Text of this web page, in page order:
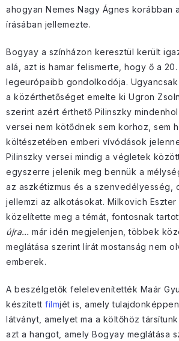
ahogyan Nemes Nagy Ágnes korábban a
írásában jellemezte.
Bogyay a színházon keresztül került
alá, azt is hamar felismerte, hogy ő a
legeurópaibb gondolkodója. Ugyancsak
a közérthetőséget emelte ki Ugron
szerint azért érthető Pilinszky
versei nem kötődnek sem korhoz, sem
költészetében emberi vívódások
Pilinszky versei mindig a végletek
egyszerre jelenik meg bennük a
az aszkétizmus és a szenvedélyesség,
jellemzi az alkotásokat. Milkovich
közelítette meg a témát, fontosnak
újra… már idén megjelenjen, többek
meglátása szerint lírát mostanság nem
emberek.
A beszélgetők felelevenítették Maár
készített filmjét is, amely
látványt, amelyet ma a költőhöz
azt a hangot, amely Bogyay meglátása